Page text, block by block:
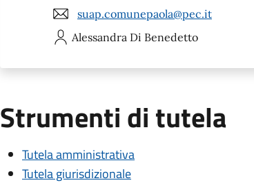
suap.comunepaola@pec.it
Alessandra Di Benedetto
Strumenti di tutela
Tutela amministrativa
Tutela giurisdizionale